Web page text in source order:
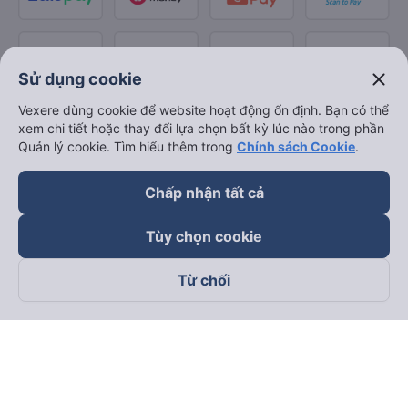
Theo dõi chúng tôi trên
Sử dụng cookie close
Vexere dùng cookie để website hoạt động ổn định. Bạn có thể
xem chi tiết hoặc thay đổi lựa chọn bất kỳ lúc nào trong phần
Quản lý cookie. Tìm hiểu thêm trong Chính sách Cookie.
Chấp nhận tất cả
Tùy chọn cookie
Từ chối